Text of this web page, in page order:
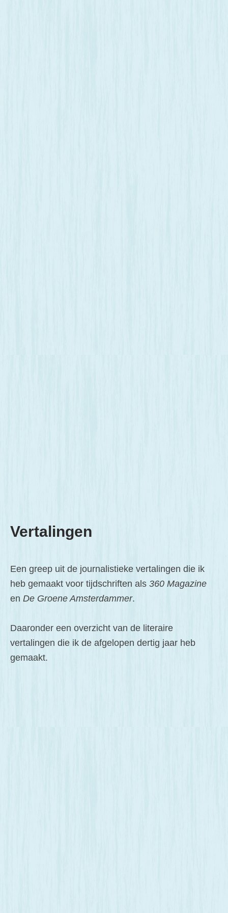
Vertalingen
Een greep uit de journalistieke vertalingen die ik
heb gemaakt voor tijdschriften als 360 Magazine
en De Groene Amsterdammer.
Daaronder een overzicht van de literaire
vertalingen die ik de afgelopen dertig jaar heb
gemaakt.